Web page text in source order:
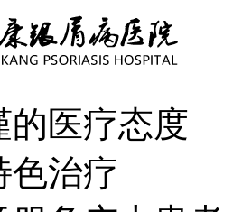
的医疗态度
色治疗